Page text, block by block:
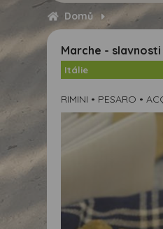
Domů
Marche - slavnosti
Itálie
RIMINI • PESARO •